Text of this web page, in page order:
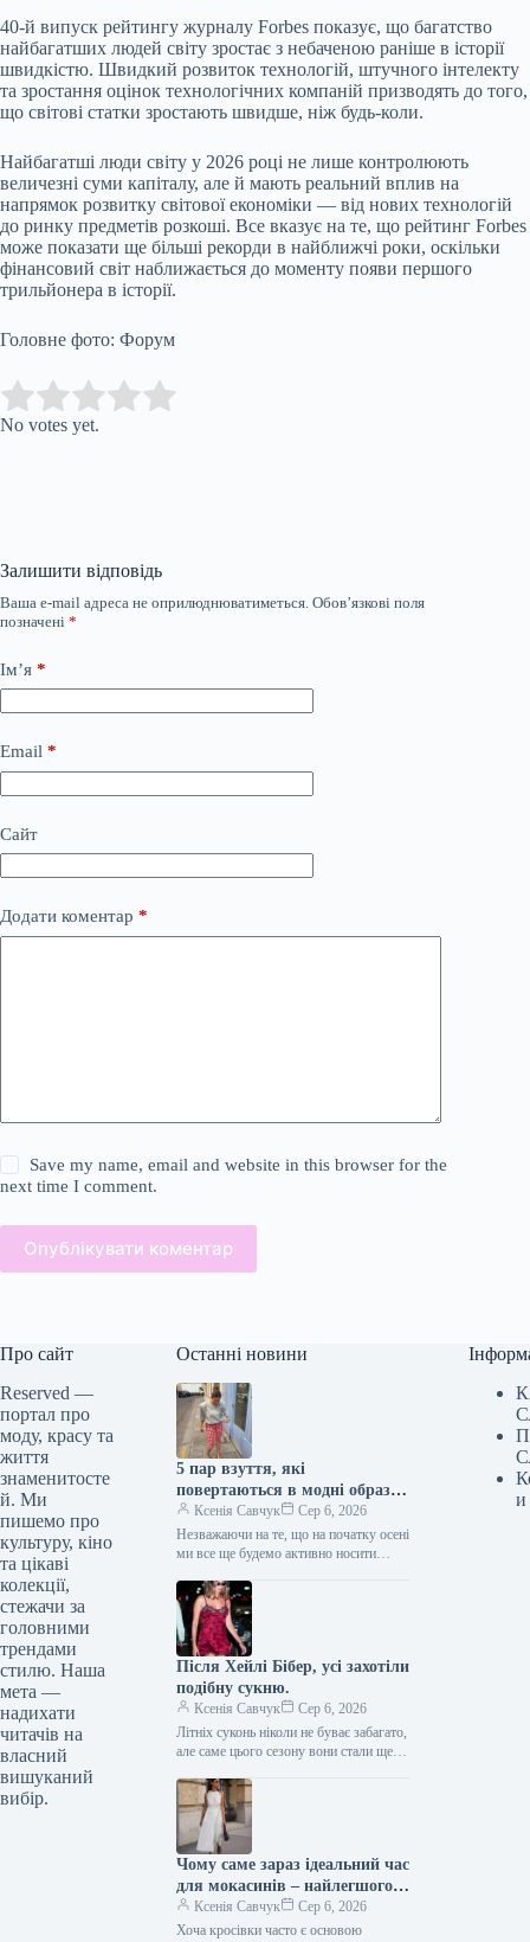
40-й випуск рейтингу журналу Forbes показує, що багатство
найбагатших людей світу зростає з небаченою раніше в історії
швидкістю. Швидкий розвиток технологій, штучного інтелекту
та зростання оцінок технологічних компаній призводять до того,
що світові статки зростають швидше, ніж будь-коли.
Найбагатші люди світу у 2026 році не лише контролюють
величезні суми капіталу, але й мають реальний вплив на
напрямок розвитку світової економіки — від нових технологій
до ринку предметів розкоші. Все вказує на те, що рейтинг Forbes
може показати ще більші рекорди в найближчі роки, оскільки
фінансовий світ наближається до моменту появи першого
трильйонера в історії.
Головне фото: Форум
Rate this item:
No votes yet.
Залишити відповідь
Ваша e-mail адреса не оприлюднюватиметься. Обов’язкові поля
позначені *
Ім’я *
Email *
Сайт
Додати коментар *
Save my name, email and website in this browser for the
next time I comment.
Опублікувати коментар
Про сайт
Reserved —
портал про
моду, красу та
життя
знаменитосте
й. Ми
пишемо про
культуру, кіно
та цікаві
колекції,
стежачи за
головними
трендами
стилю. Наша
мета —
надихати
читачів на
власний
вишуканий
вибір.
Останні новини
5 пар взуття, які
повертаються в модні образи
з приходом осені
Ксенія Савчук
Сер 6, 2026
Незважаючи на те, що на початку осені
ми все ще будемо активно носити
матимемо…
Після Хейлі Бібер, усі захотіли
подібну сукню.
Ксенія Савчук
Сер 6, 2026
Літніх суконь ніколи не буває забагато,
але саме цього сезону вони стали ще
остаточно відмовляються від…
Чому саме зараз ідеальний час
для мокасинів – найлегшого
закритого взуття
Ксенія Савчук
Сер 6, 2026
Хоча кросівки часто є основою
и